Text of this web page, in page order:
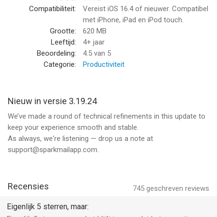
mailinhoud verbeteren door deze te controleren, grammatica te
corrigeren en te herformuleren. Stel direct de perfecte e-mail
SLIM. GEFOCUST. E-MAIL
Concentreer u op wat belangrijk is, verhoog uw productiviteit en
gegroepeerd. Stroomlijn zo uw inboxprioriteiten!
E-MAIL VOOR MODERNE TEAMS
We hebben Spark +AI e-mail gebouwd met teamwerk in
gedachten. Nodig teamgenoten uit om samen de inbox af te
samen en verhoog uw productiviteit!
MEERDERE ACCOUNST OP ÉÉN PLAATS
Compatibiliteit:
Vereist iOS 16.4 of nieuwer. Compatibel
met iPhone, iPad en iPod touch.
Grootte:
620 MB
Leeftijd:
4+ jaar
Beoordeling:
4.5 van 5
Categorie:
Productiviteit
Nieuw in versie 3.19.24
We’ve made a round of technical refinements in this update to
keep your experience smooth and stable.
As always, we're listening — drop us a note at
support@sparkmailapp.com.
745 geschreven reviews
Recensies
Eigenlijk 5 sterren, maar: